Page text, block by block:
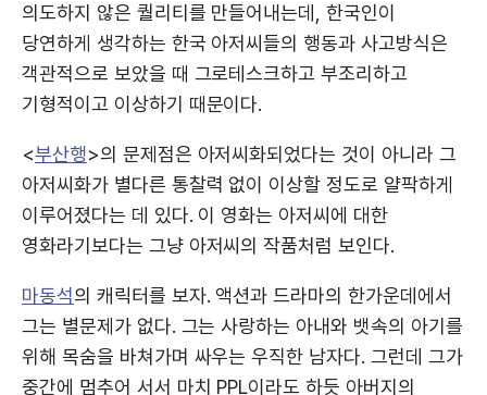
의도하지 않은 퀄리티를 만들어내는데, 한국인이
당연하게 생각하는 한국 아저씨들의 행동과 사고방식은
객관적으로 보았을 때 그로테스크하고 부조리하고
기형적이고 이상하기 때문이다.
<부산행>의 문제점은 아저씨화되었다는 것이 아니라 그
아저씨화가 별다른 통찰력 없이 이상할 정도로 얄팍하게
이루어졌다는 데 있다. 이 영화는 아저씨에 대한
영화라기보다는 그냥 아저씨의 작품처럼 보인다.
마동석의 캐릭터를 보자. 액션과 드라마의 한가운데에서
그는 별문제가 없다. 그는 사랑하는 아내와 뱃속의 아기를
위해 목숨을 바쳐가며 싸우는 우직한 남자다. 그런데 그가
중간에 멈추어 서서 마치 PPL이라도 하듯 아버지의